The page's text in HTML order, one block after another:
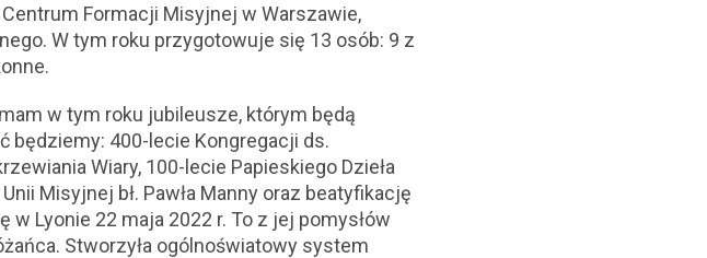
Formacji Misyjnej w Warszawie,
W tym roku przygotowuje się 13 osób: 9 z
w tym roku jubileusze, którym będą
będziemy: 400-lecie Kongregacji ds.
Wiary, 100-lecie Papieskiego Dzieła
Misyjnej bł. Pawła Manny oraz beatyfikację
w Lyonie 22 maja 2022 r. To z jej pomysłów
Stworzyła ogólnoświatowy system